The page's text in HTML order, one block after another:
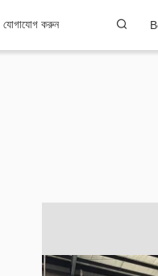
যোগাযোগ করুন